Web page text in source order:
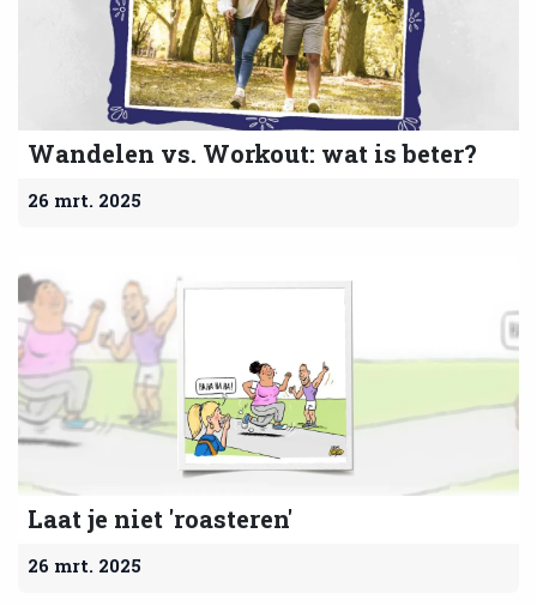
Wandelen vs. Workout: wat is beter?
26 mrt. 2025
Laat je niet 'roasteren'
26 mrt. 2025